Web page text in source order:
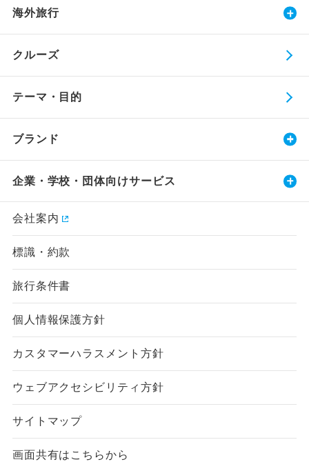
海外旅行
クルーズ
テーマ・目的
ブランド
企業・学校・団体向けサービス
会社案内
標識・約款
旅行条件書
個人情報保護方針
カスタマーハラスメント方針
ウェブアクセシビリティ方針
サイトマップ
画面共有はこちらから